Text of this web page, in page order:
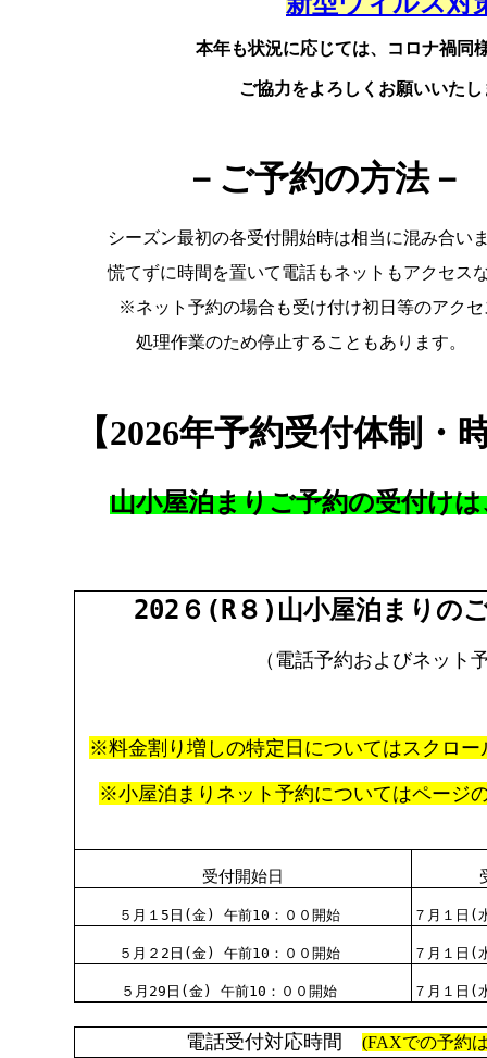
本年も状況に応じては、コロナ禍同
ご協力をよろしくお願いいたし
－ご予約の方法－
シーズン最初の各受付開始時は相当に混み合い
慌てずに時間を置いて電話もネットもアクセス
※ネット予約の場合も受け付け初日等のアク
処理作業のため停止することもあります。
【2026年予約受付体制・
山小屋泊まりご予約の受付け
202６(R８)山小屋泊まりの
（電話予約およびネット
※料金割り増しの特定日についてはスクロー
※小屋泊まりネット予約についてはページ
受付開始日
５月１5日(金) 午前10：００開始 ７月１日
５月２2日(金) 午前10：００開始 ７月１日
５月29日(金) 午前10：００開始 ７月１日
電話受付対応時間
(FAXでの予約